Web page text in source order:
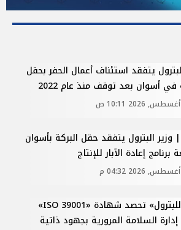
يتفقد استئناف أعمال الحفر بحقل
في أسوان بعد توقف منذ عام 2022
وزير البترول يتفقد حقل البركة بأسوان
برنامج إعادة الآبار للإنتاج
النيل للبترول» تحصد شهادة «ISO 39001»
السلامة المرورية بجهود ذاتية